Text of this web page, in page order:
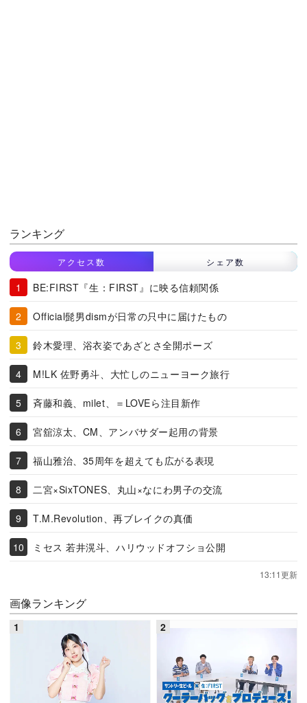
ランキング
アクセス数 シェア数
BE:FIRST『生：FIRST』に映る信頼関係
Official髭男dismが日常の只中に届けたもの
鈴木愛理、浴衣姿であざとさ全開ポーズ
M!LK 佐野勇斗、大忙しのニューヨーク旅行
斉藤和義、milet、＝LOVEら注目新作
宮舘涼太、CM、アンバサダー起用の背景
福山雅治、35周年を超えても広がる表現
二宮×SixTONES、丸山×なにわ男子の交流
T.M.Revolution、再ブレイクの真価
ミセス 若井滉斗、ハリウッドオフショ公開
13:11更新
画像ランキング